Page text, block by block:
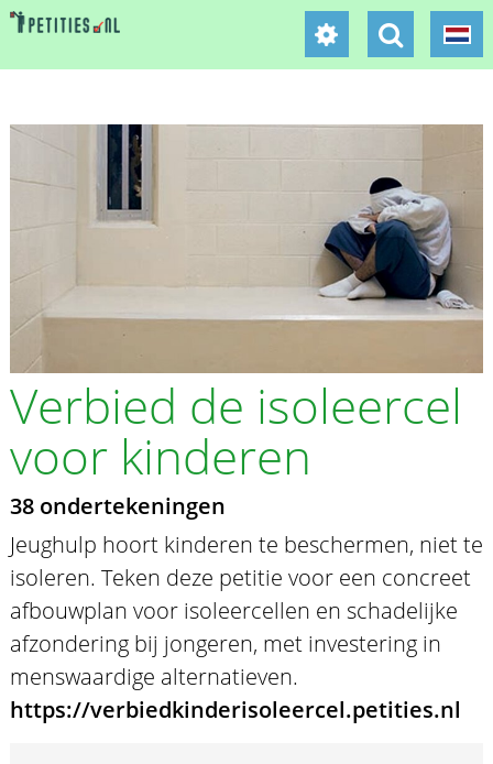
Verbied de isoleercel
voor kinderen
38 ondertekeningen
Jeughulp hoort kinderen te beschermen, niet te
isoleren. Teken deze petitie voor een concreet
afbouwplan voor isoleercellen en schadelijke
afzondering bij jongeren, met investering in
menswaardige alternatieven.
https://verbiedkinderisoleercel.petities.nl